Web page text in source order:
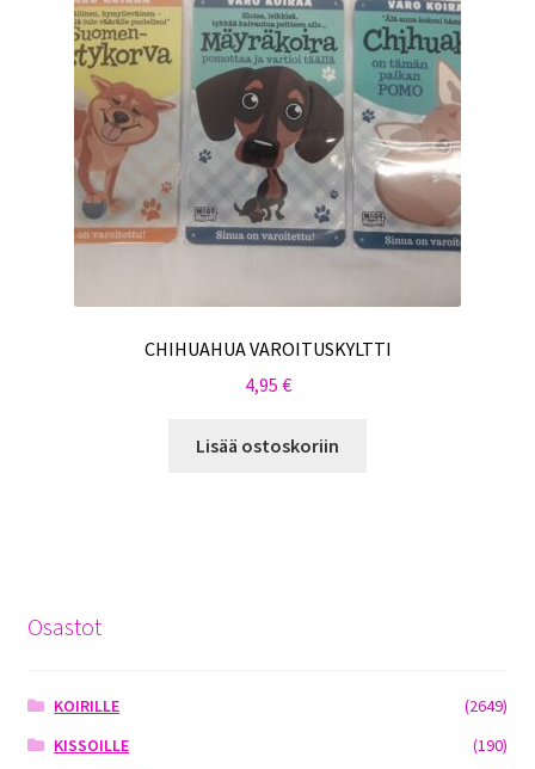
CHIHUAHUA VAROITUSKYLTTI
4,95 €
Lisää ostoskoriin
Osastot
KOIRILLE
(2649)
KISSOILLE
(190)